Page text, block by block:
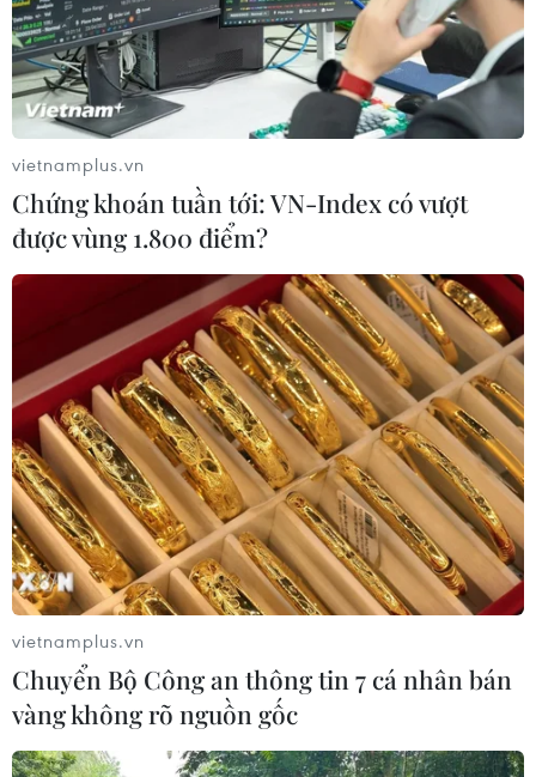
vietnamplus.vn
Chứng khoán tuần tới: VN-Index có vượt
được vùng 1.800 điểm?
vietnamplus.vn
Chuyển Bộ Công an thông tin 7 cá nhân bán
vàng không rõ nguồn gốc